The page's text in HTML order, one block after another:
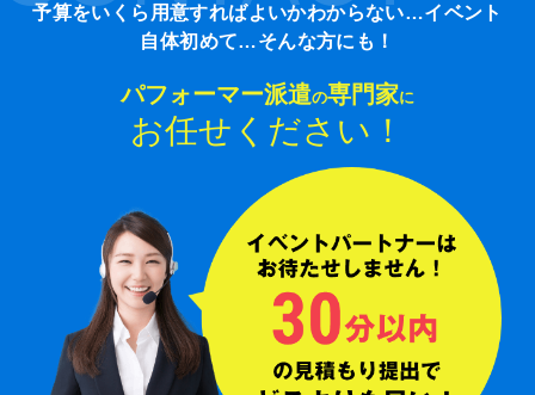
予算をいくら用意すればよいかわからない…イベント
自体初めて…そんな方にも！
パフォーマー派遣の専門家に
お任せください！